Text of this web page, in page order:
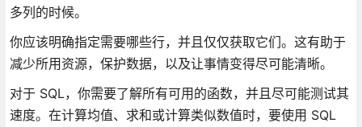
多列的时候。
你应该明确指定需要哪些行，并且仅仅获取它们。这有助于
减少所用资源，保护数据，以及让事情变得尽可能清晰。
对于 SQL，你需要了解所有可用的函数，并且尽可能测试其
速度。在计算均值、求和或计算类似数值时，要使用 SQL